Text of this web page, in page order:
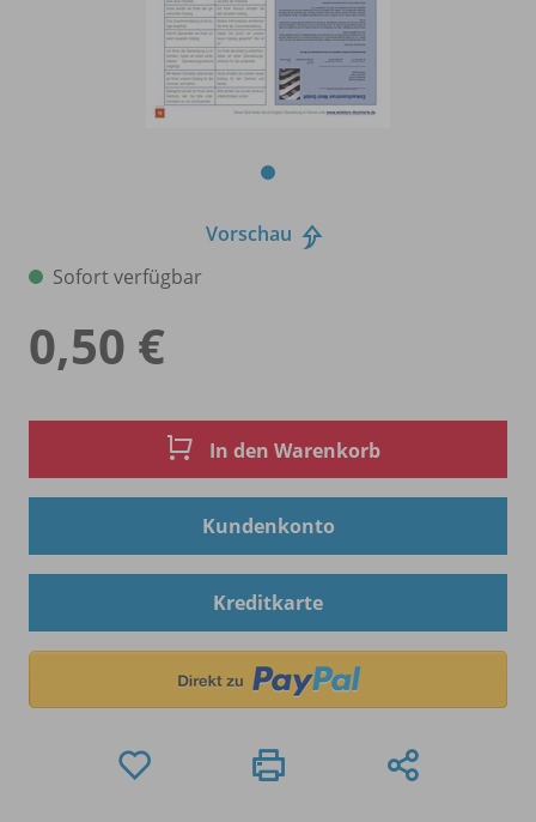
Vorschau
Sofort verfügbar
0,50 €
In den Warenkorb
Kundenkonto
Kreditkarte